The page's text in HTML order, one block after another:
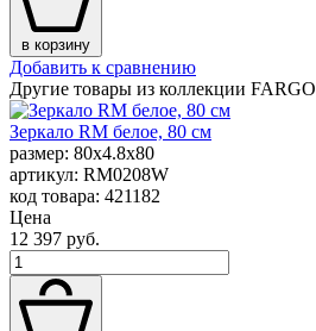
в корзину
Добавить к сравнению
Другие товары из коллекции FARGO
Зеркало RM белое, 80 см
размер: 80x4.8x80
артикул: RM0208W
код товара: 421182
Цена
12 397 руб.